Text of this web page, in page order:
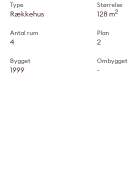
Type
Rækkehus
Antal rum
4
Bygget
1999
Størrelse
128 m2
Plan
2
Ombygget
-